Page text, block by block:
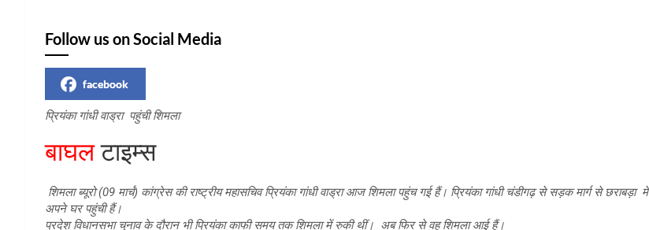
Follow us on Social Media
facebook
प्रियंका गांधी वाड्रा पहुंची शिमला
बाघलटाइम्स
शिमला ब्यूरो (09 मार्च) कांग्रेस की राष्ट्रीय महासचिव प्रियंका गांधी वाड्रा आज शिमला पहुंच गई हैं। प्रियंका गांधी चंडीगढ़ से सड़क मार्ग से छराबड़ा में
अपने घर पहुंची हैं।
प्रदेश विधानसभा चुनाव के दौरान भी प्रियंका काफी समय तक शिमला में रुकी थीं। अब फिर से वह शिमला आई हैं।